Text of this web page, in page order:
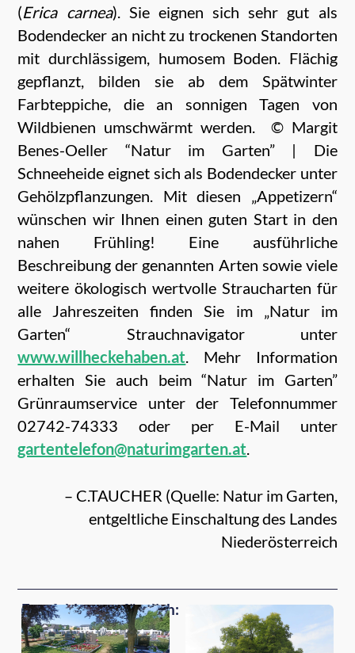
(Erica carnea). Sie eignen sich sehr gut als
Bodendecker an nicht zu trockenen Standorten
mit durchlässigem, humosem Boden. Flächig
gepflanzt, bilden sie ab dem Spätwinter
Farbteppiche, die an sonnigen Tagen von
Wildbienen umschwärmt werden.
© Margit
Benes-Oeller “Natur im Garten” | Die
Schneeheide eignet sich als Bodendecker unter
Gehölzpflanzungen. Mit diesen „Appetizern“
wünschen wir Ihnen einen guten Start in den
nahen Frühling! Eine ausführliche
Beschreibung der genannten Arten sowie viele
weitere ökologisch wertvolle Straucharten für
alle Jahreszeiten finden Sie im „Natur im
Garten“ Strauchnavigator unter
www.willheckehaben.at. Mehr Information
erhalten Sie auch beim “Natur im Garten”
Grünraumservice unter der Telefonnummer
02742-74333 oder per E-Mail unter
gartentelefon@naturimgarten.at.
– C.TAUCHER (Quelle: Natur im Garten,
entgeltliche Einschaltung des Landes
Niederösterreich
Empfehlungen für dich: